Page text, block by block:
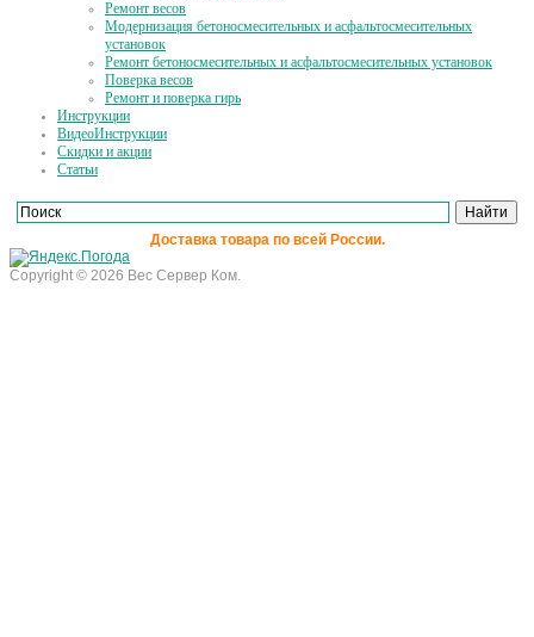
Ремонт весов
Модернизация бетоносмесительных и асфальтосмесительных
установок
Ремонт бетоносмесительных и асфальтосмесительных установок
Поверка весов
Ремонт и поверка гирь
Инструкции
ВидеоИнструкции
Скидки и акции
Статьи
Доставка товара по всей России.
Copyright © 2026 Вес Сервер Ком.